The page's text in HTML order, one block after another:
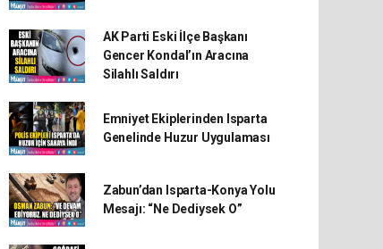
AK Parti Eski İlçe Başkanı
Gencer Kondal’ın Aracına
Silahlı Saldırı
Emniyet Ekiplerinden Isparta
Genelinde Huzur Uygulaması
Zabun’dan Isparta-Konya Yolu
Mesajı: “Ne Dediysek O”